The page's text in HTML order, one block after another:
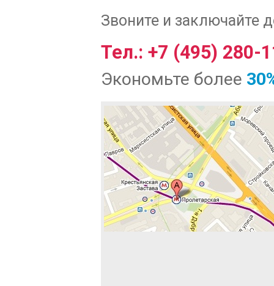
Звоните и заключайте
Тел.: +7 (495) 280-
Экономьте более